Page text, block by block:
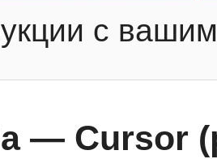
с
— Cursor